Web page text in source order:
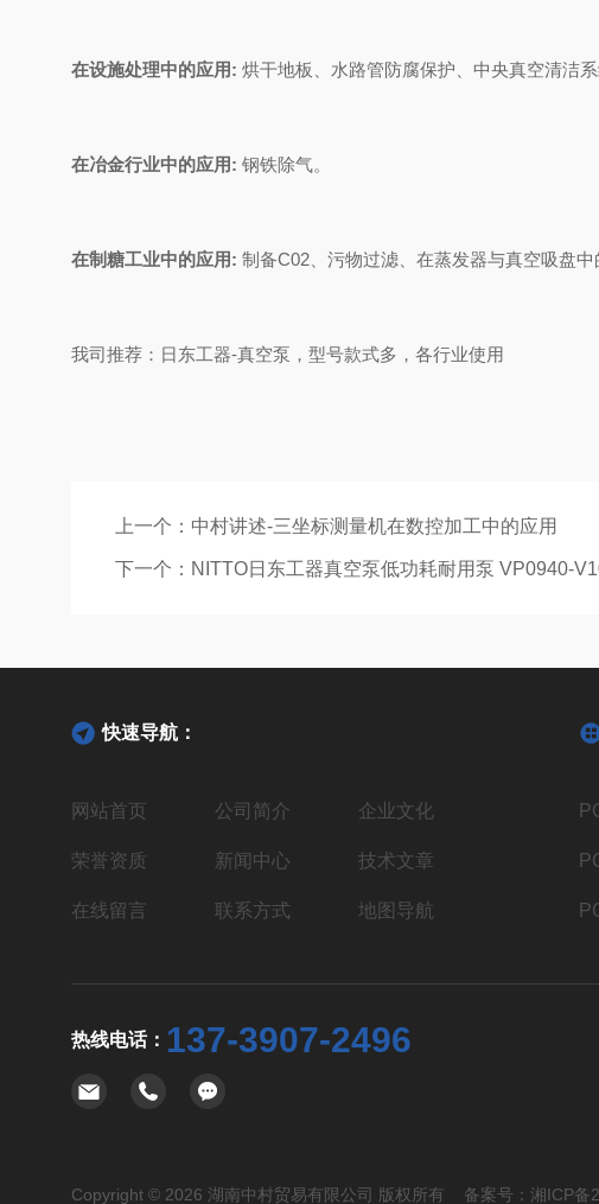
在设施处理中的应用: 烘干地板、水路管防腐保护、中央真空清洁
在冶金行业中的应用: 钢铁除气。
在制糖工业中的应用: 制备C02、污物过滤、在蒸发器与真空吸盘中
我司推荐：日东工器-真空泵，型号款式多，各行业使用
上一个： 中村讲述-三坐标测量机在数控加工中的应用
下一个： NITTO日东工器真空泵低功耗耐用泵 VP0940-
快速导航：
网站首页 公司简介 企业文化
荣誉资质 新闻中心 技术文章
在线留言 联系方式 地图导航
热线电话： 137-3907-2496
Copyright © 2026 湖南中村贸易有限公司 版权所有 备案号： 湘ICP备